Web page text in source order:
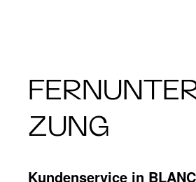
ZUNG
Kundenservice in